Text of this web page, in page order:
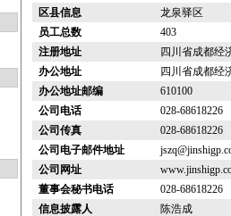
区县信息
龙泉驿区
员工总数
403
注册地址
四川省成都经
办公地址
四川省成都经
办公地址邮编
610100
公司电话
028-68618226
公司传真
028-68618226
公司电子邮件地址
公司网址
董事会秘书电话
028-68618226
信息披露人
陈浩成